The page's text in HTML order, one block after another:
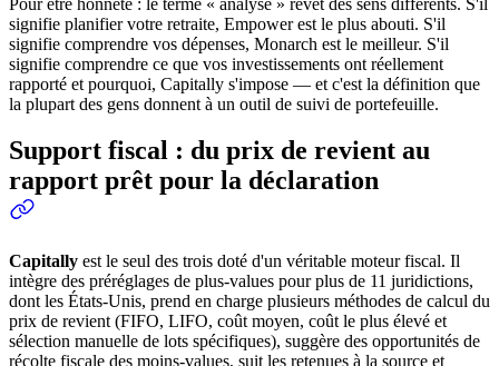
signifie planifier votre retraite, Empower est le plus abouti. S'il
signifie comprendre vos dépenses, Monarch est le meilleur. S'il
signifie comprendre ce que vos investissements ont réellement
rapporté et pourquoi, Capitally s'impose — et c'est la définition que
la plupart des gens donnent à un outil de suivi de portefeuille.
Support fiscal : du prix de revient au
rapport prêt pour la déclaration
Capitally est le seul des trois doté d'un véritable moteur fiscal. Il
intègre des préréglages de plus-values pour plus de 11 juridictions,
dont les États-Unis, prend en charge plusieurs méthodes de calcul du
prix de revient (FIFO, LIFO, coût moyen, coût le plus élevé et
sélection manuelle de lots spécifiques), suggère des opportunités de
récolte fiscale des moins-values, suit les retenues à la source et